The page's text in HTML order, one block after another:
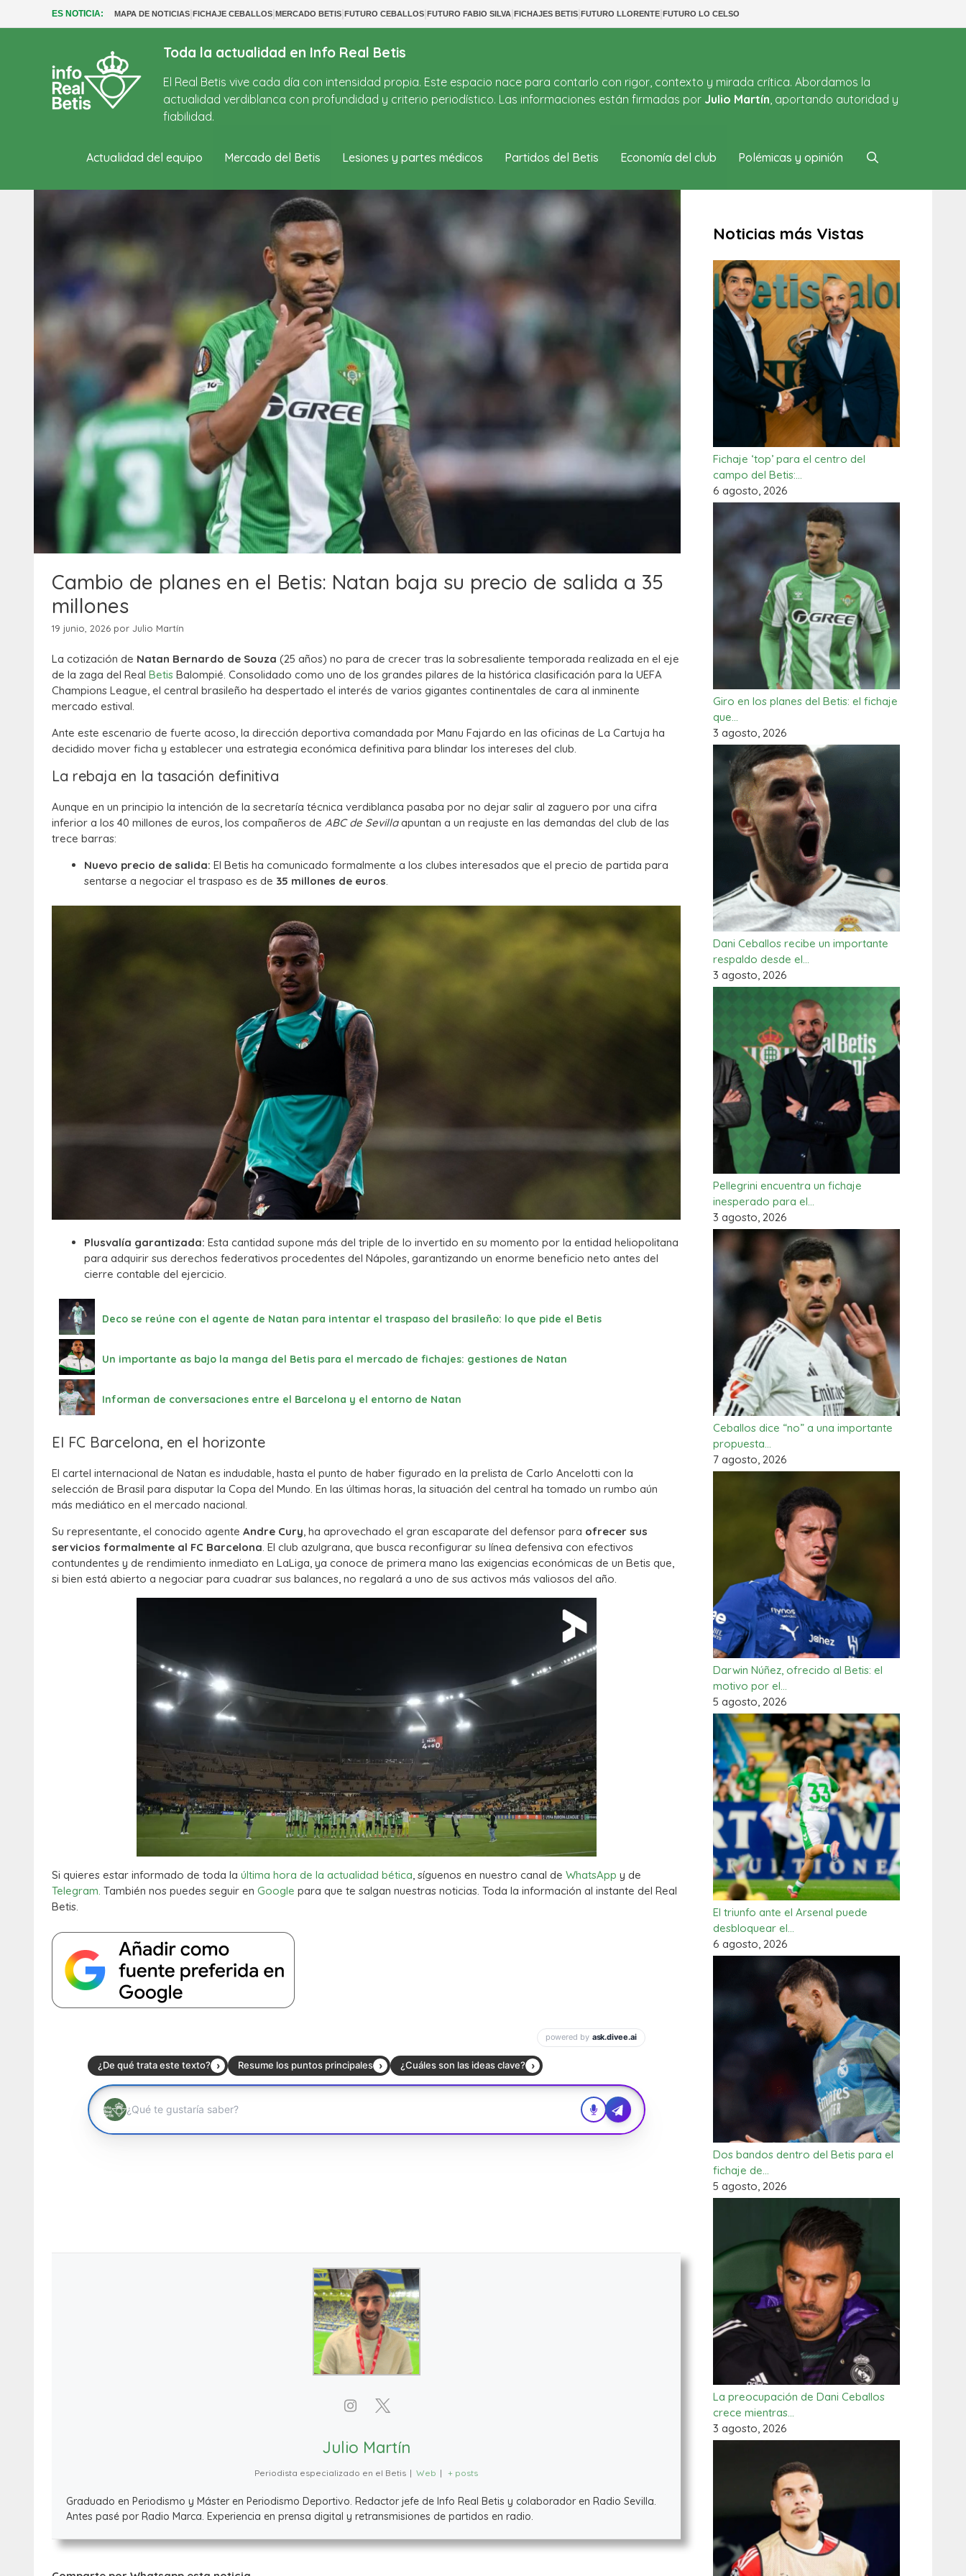
ES NOTICIA: MAPA DE NOTICIAS|FICHAJE CEBALLOS|MERCADO BETIS|FUTURO CEBALLOS|FUTURO FABIO SILVA|FICHAJES BETIS|FUTURO LLORENTE|FUTURO LO CELSO
Toda la actualidad en Info Real Betis
El Real Betis vive cada día con intensidad propia. Este espacio nace para contarlo con rigor, contexto y mirada crítica. Abordamos la
actualidad verdiblanca con profundidad y criterio periodístico. Las informaciones están firmadas por Julio Martín, aportando autoridad y
fiabilidad.
Actualidad del equipo Mercado del Betis Lesiones y partes médicos Partidos del Betis Economía del club Polémicas y opinión
Cambio de planes en el Betis: Natan baja su precio de salida a 35
millones
19 junio, 2026 por Julio Martín
La cotización de Natan Bernardo de Souza (25 años) no para de crecer tras la sobresaliente temporada realizada en el eje
de la zaga del Real Betis Balompié. Consolidado como uno de los grandes pilares de la histórica clasificación para la UEFA
Champions League, el central brasileño ha despertado el interés de varios gigantes continentales de cara al inminente
mercado estival.
Ante este escenario de fuerte acoso, la dirección deportiva comandada por Manu Fajardo en las oficinas de La Cartuja ha
decidido mover ficha y establecer una estrategia económica definitiva para blindar los intereses del club.
La rebaja en la tasación definitiva
Aunque en un principio la intención de la secretaría técnica verdiblanca pasaba por no dejar salir al zaguero por una cifra
inferior a los 40 millones de euros, los compañeros de ABC de Sevillaapuntan a un reajuste en las demandas del club de las
trece barras:
Nuevo precio de salida: El Betis ha comunicado formalmente a los clubes interesados que el precio de partida para
sentarse a negociar el traspaso es de 35 millones de euros.
Plusvalía garantizada: Esta cantidad supone más del triple de lo invertido en su momento por la entidad heliopolitana
para adquirir sus derechos federativos procedentes del Nápoles, garantizando un enorme beneficio neto antes del
cierre contable del ejercicio.
Deco se reúne con el agente de Natan para intentar el traspaso del brasileño: lo que pide el Betis
Un importante as bajo la manga del Betis para el mercado de fichajes: gestiones de Natan
Informan de conversaciones entre el Barcelona y el entorno de Natan
El FC Barcelona, en el horizonte
El cartel internacional de Natan es indudable, hasta el punto de haber figurado en la prelista de Carlo Ancelotti con la
selección de Brasil para disputar la Copa del Mundo. En las últimas horas, la situación del central ha tomado un rumbo aún
más mediático en el mercado nacional.
Su representante, el conocido agente Andre Cury, ha aprovechado el gran escaparate del defensor para ofrecer sus
servicios formalmente al FC Barcelona. El club azulgrana, que busca reconfigurar su línea defensiva con efectivos
contundentes y de rendimiento inmediato en LaLiga, ya conoce de primera mano las exigencias económicas de un Betis que,
si bien está abierto a negociar para cuadrar sus balances, no regalará a uno de sus activos más valiosos del año.
Si quieres estar informado de toda la última hora de la actualidad bética, síguenos en nuestro canal de WhatsApp y de
Telegram. También nos puedes seguir en Google para que te salgan nuestras noticias. Toda la información al instante del Real
Betis.
Julio Martín
Periodista especializado en el Betis | Web | + posts
Graduado en Periodismo y Máster en Periodismo Deportivo. Redactor jefe de Info Real Betis y colaborador en Radio Sevilla.
Antes pasé por Radio Marca. Experiencia en prensa digital y retransmisiones de partidos en radio.
Noticias más Vistas
Fichaje ‘top’ para el centro del
campo del Betis:…
6 agosto, 2026
Giro en los planes del Betis: el fichaje
que…
3 agosto, 2026
Dani Ceballos recibe un importante
respaldo desde el…
3 agosto, 2026
Pellegrini encuentra un fichaje
inesperado para el…
3 agosto, 2026
Ceballos dice “no” a una importante
propuesta…
7 agosto, 2026
Darwin Núñez, ofrecido al Betis: el
motivo por el…
5 agosto, 2026
El triunfo ante el Arsenal puede
desbloquear el…
6 agosto, 2026
Dos bandos dentro del Betis para el
fichaje de…
5 agosto, 2026
La preocupación de Dani Ceballos
crece mientras…
3 agosto, 2026